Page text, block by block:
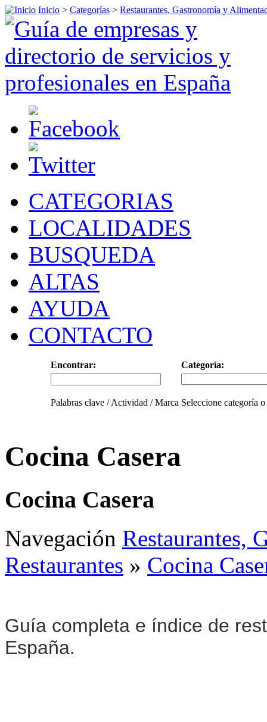
Inicio > Categorías > Restaurantes, Gastronomía y
CATEGORIAS
LOCALIDADES
BUSQUEDA
ALTAS
AYUDA
CONTACTO
Encontrar: Categoría:
Palabras clave / Actividad / Marca Seleccione categoría
Cocina Casera
Cocina Casera
Navegación Restaurantes,
Restaurantes » Cocina
Guía completa e índice de
España.